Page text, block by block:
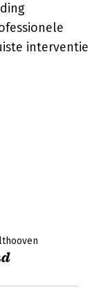
interventie